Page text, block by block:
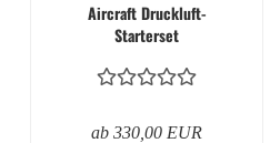
Aircraft Druckluft-
Starterset
ab 330,00 EUR